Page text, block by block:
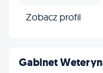
Zobacz profil
Gabinet